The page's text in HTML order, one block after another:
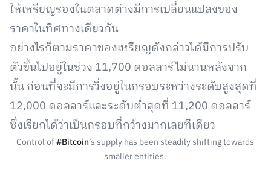
ให้เหรียญรองในตลาดต่างมีการเปลี่ยนแปลงของ
ราคาในทิศทางเดียวกัน
อย่างไรก็ตามราคาของเหรียญดังกล่าวได้มีการปรับ
ตัวขึ้นไปอยู่ในช่วง 11,700 ดอลลาร์ไม่นานหลังจาก
นั้น ก่อนที่จะมีการวิ่งอยู่ในกรอบระหว่างระดับสูงสุดที่
12,000 ดอลลาร์และระดับต่ำสุดที่ 11,200 ดอลลาร์
ซึ่งเรียกได้ว่าเป็นกรอบที่กว้างมากเลยทีเดียว
Control of#Bitcoin’s supply has been steadily shifting towards
smaller entities.